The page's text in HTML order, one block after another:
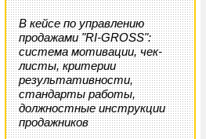
В кейсе по управлению
продажами "RI-GROSS":
система мотивации, чек-
листы, критерии
результативности,
стандарты работы,
должностные инструкции
продажников